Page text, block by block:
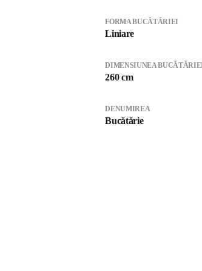
FORMA BUCĂTĂRIEI
Liniare
DIMENSIUNEA
260 cm
DENUMIREA
Bucătărie